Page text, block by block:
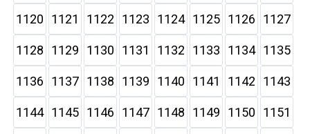
1120 1121 1122 1123 1124 1125 1126 1127
1128 1129 1130 1131 1132 1133 1134 1135
1136 1137 1138 1139 1140 1141 1142 1143
1144 1145 1146 1147 1148 1149 1150 1151